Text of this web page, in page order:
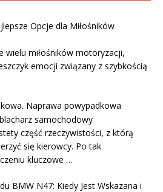
Opcje dla Miłośników
wielu miłośników motoryzacji,
emocji związany z szybkością
Naprawa powypadkowa
samochodowy
część rzeczywistości, z którą
się kierowcy. Po tak
kluczowe …
BMW N47: Kiedy Jest Wskazana i